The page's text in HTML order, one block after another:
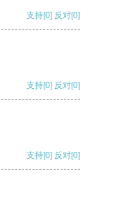
支持[0] 反对[0]
支持[0] 反对[0]
支持[0] 反对[0]